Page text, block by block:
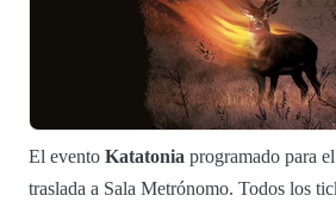
El evento Katatonia programado para
traslada a Sala Metrónomo. Todos los